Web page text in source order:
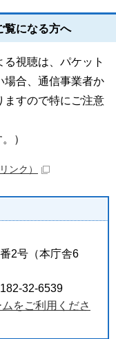
覧になる方へ
視聴は、パケット
場合、通信事業者か
ますので特にご注意
）
ンク）
2号（本庁舎6
32-6539
をご利用くださ